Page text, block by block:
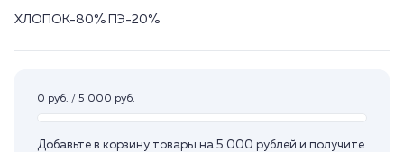
ХЛОПОК-80% ПЭ-20%
0 руб. / 5 000 руб.
Добавьте в корзину товары на 5 000 рублей и получите